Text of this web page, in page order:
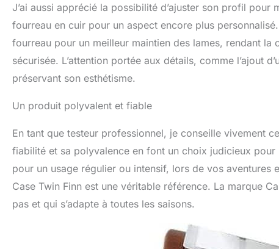
J’ai aussi apprécié la possibilité d’ajuster son profil
fourreau en cuir pour un aspect encore plus
fourreau pour un meilleur maintien des lames, rendant
sécurisée. L’attention portée aux détails, comme l’ajout
préservant son esthétisme.
Un produit polyvalent et fiable
En tant que testeur professionnel, je conseille vivement
fiabilité et sa polyvalence en font un choix judicieux
pour un usage régulier ou intensif, lors de vos aventures
Case Twin Finn est une véritable référence. La marque
pas et qui s’adapte à toutes les saisons.